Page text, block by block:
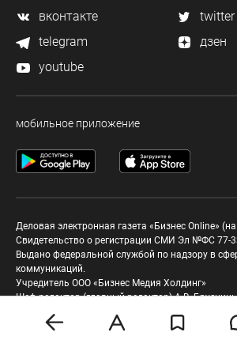
вконтакте
twitter
telegram
дзен
youtube
мобильное приложение
Деловая электронная газета «Бизнес Online»
Свидетельство о регистрации СМИ Эл №ФС 77-
Выдано федеральной службой по надзору в
коммуникаций.
Учредитель ООО «Бизнес Медия Холдинг»
Шеф-редактор (главный редактор) А.В.
Политика о персональных данных